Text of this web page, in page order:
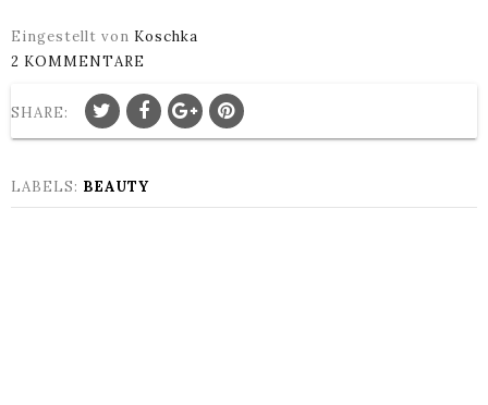
Eingestellt von Koschka
2 KOMMENTARE
SHARE:
LABELS: BEAUTY